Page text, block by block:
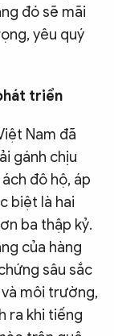
đó sẽ mãi
yêu quý
triển
Nam đã
gánh chịu
đô hộ, áp
biệt là hai
ba thập kỷ.
của hàng
sâu sắc
môi trường,
ra khi tiếng